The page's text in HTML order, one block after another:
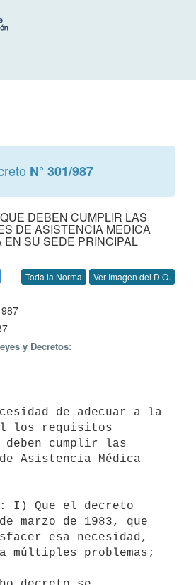
N° 301/987
DEBEN CUMPLIR LAS
DE ASISTENCIA MEDICA
EN SU SEDE PRINCIPAL
Toda la Norma Ver Imagen del D.O.
y Decretos:
los requisitos
deben cumplir las
Asistencia Médica
marzo de 1983, que
esa necesidad,
múltiples problemas;